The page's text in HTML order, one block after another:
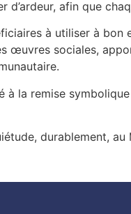
d’ardeur, afin que
à utiliser à
œuvres sociales,
la remise
durablement, au